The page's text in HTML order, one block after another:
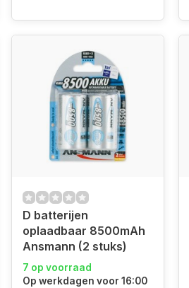
D batterijen
oplaadbaar 8500mAh
Ansmann (2 stuks)
7 op voorraad
Op werkdagen voor 16:00